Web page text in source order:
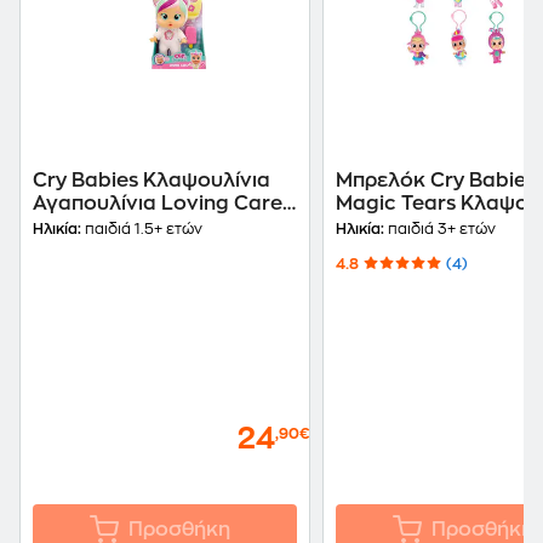
Cry Babies Κλαψουλίνια
Αγαπουλίνια Loving Care
Διαδραστική Κούκλα που
Ηλικία: παιδιά 1.5+ ετών
24,90€
Προσθήκη
Μπρελόκ Cry Babies
Magic Tears
Stars (Διάφορα
Ηλικία: παιδιά 3+ ετών
4.8 (4)
Προσθήκη